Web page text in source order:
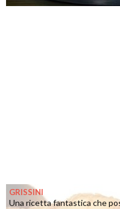
GRISSINI
Una ricetta fantastica che